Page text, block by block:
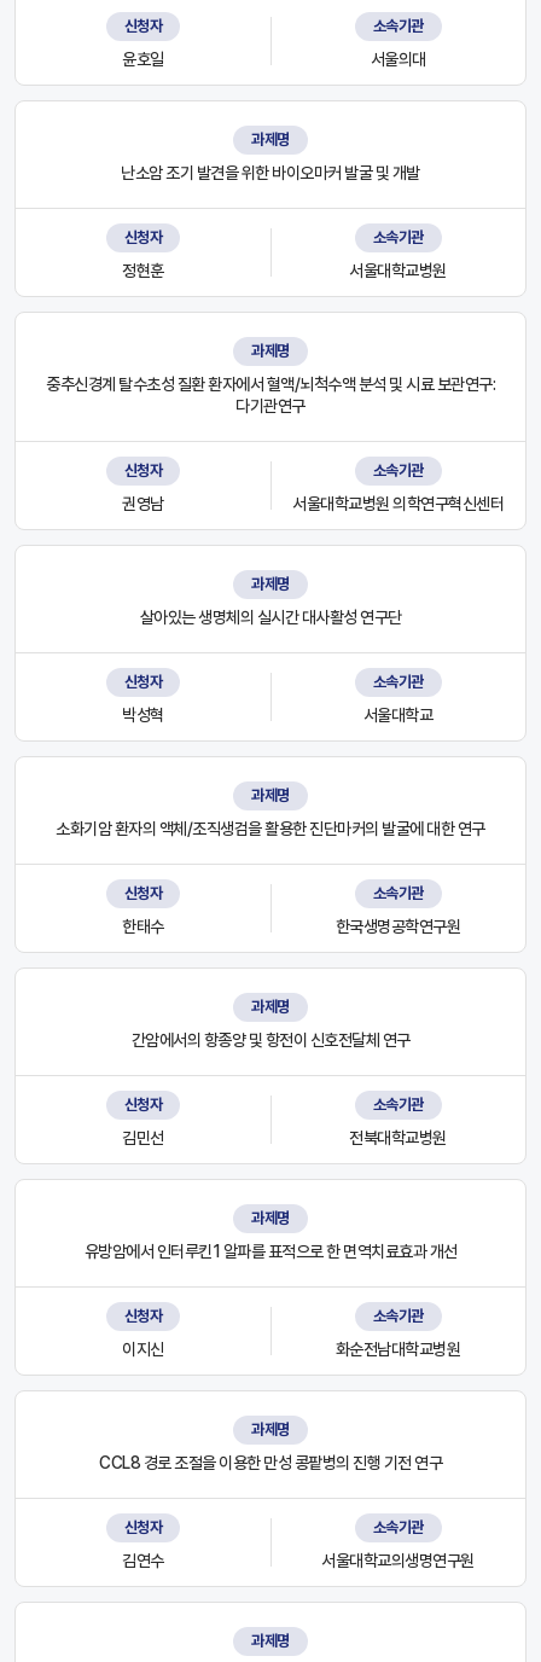
신청자
윤호일
소속기관
서울의대
과제명
난소암 조기 발견을 위한 바이오마커 발굴 및 개발
신청자
정현훈
소속기관
서울대학교병원
과제명
중추신경계 탈수초성 질환 환자에서 혈액/뇌척수액 분석 및 시료 보관연구:
다기관연구
신청자
권영남
소속기관
서울대학교병원 의학연구혁신센터
과제명
살아있는 생명체의 실시간 대사활성 연구단
신청자
박성혁
소속기관
서울대학교
과제명
소화기암 환자의 액체/조직생검을 활용한 진단마커의 발굴에 대한 연구
신청자
한태수
소속기관
한국생명공학연구원
과제명
간암에서의 항종양 및 항전이 신호전달체 연구
신청자
김민선
소속기관
전북대학교병원
과제명
유방암에서 인터루킨1 알파를 표적으로 한 면역치료효과 개선
신청자
이지신
소속기관
화순전남대학교병원
과제명
CCL8 경로 조절을 이용한 만성 콩팥병의 진행 기전 연구
신청자
김연수
소속기관
서울대학교의생명연구원
과제명